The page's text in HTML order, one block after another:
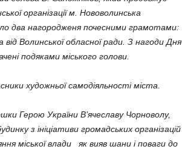
організації м. Нововолинська
два нагородженя почесними грамотами:
від Волинської обласної ради. З нагоди Дня
подяками міського голови.
художньої самодіяльності міста.
Герою України В’ячеславу Чорноволу,
з ініціативи громадських організацій
міської влади як вияв шани і поваги до